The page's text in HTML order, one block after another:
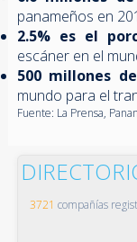
panameños en
2.5% es el
escáner en el
500 millones
mundo para el
Fuente: La Prensa,
3721 compañías